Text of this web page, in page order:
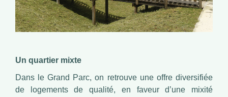
Un quartier mixte
Dans le Grand Parc, on retrouve une offre diversifiée
de logements de qualité, en faveur d’une mixité